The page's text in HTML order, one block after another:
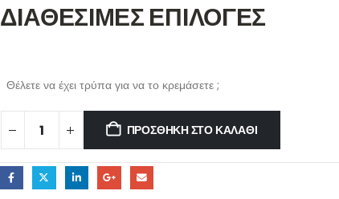
ΔΙΑΘΕΣΙΜΕΣ ΕΠΙΛΟΓΕΣ
Θέλετε να έχει τρύπα για να το κρεμάσετε ;
ΠΡΟΣΘΉΚΗ ΣΤΟ ΚΑΛΆΘΙ